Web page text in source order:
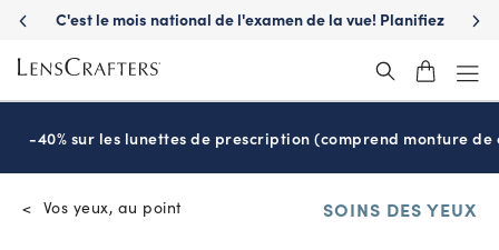
S'adaptent rapidement à toutes les conditions de
-40% sur les lunettes de prescription (comprend monture de
< Vos yeux, au point SOINS DES YEUX